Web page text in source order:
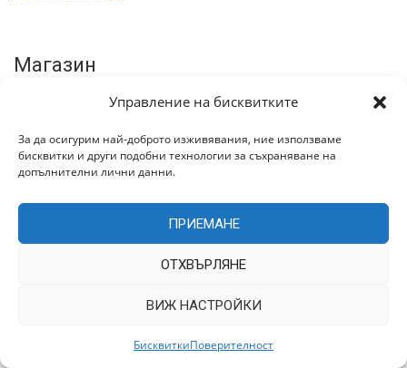
Управление на бисквитките
За да осигурим най-доброто изживявания, ние използваме
бисквитки и други подобни технологии за съхраняване на
допълнителни лични данни.
ПРИЕМАНЕ
ОТХВЪРЛЯНЕ
ВИЖ НАСТРОЙКИ
БисквиткиПоверителност
Магазин
Храна без излишни посредници
Магазин – Други